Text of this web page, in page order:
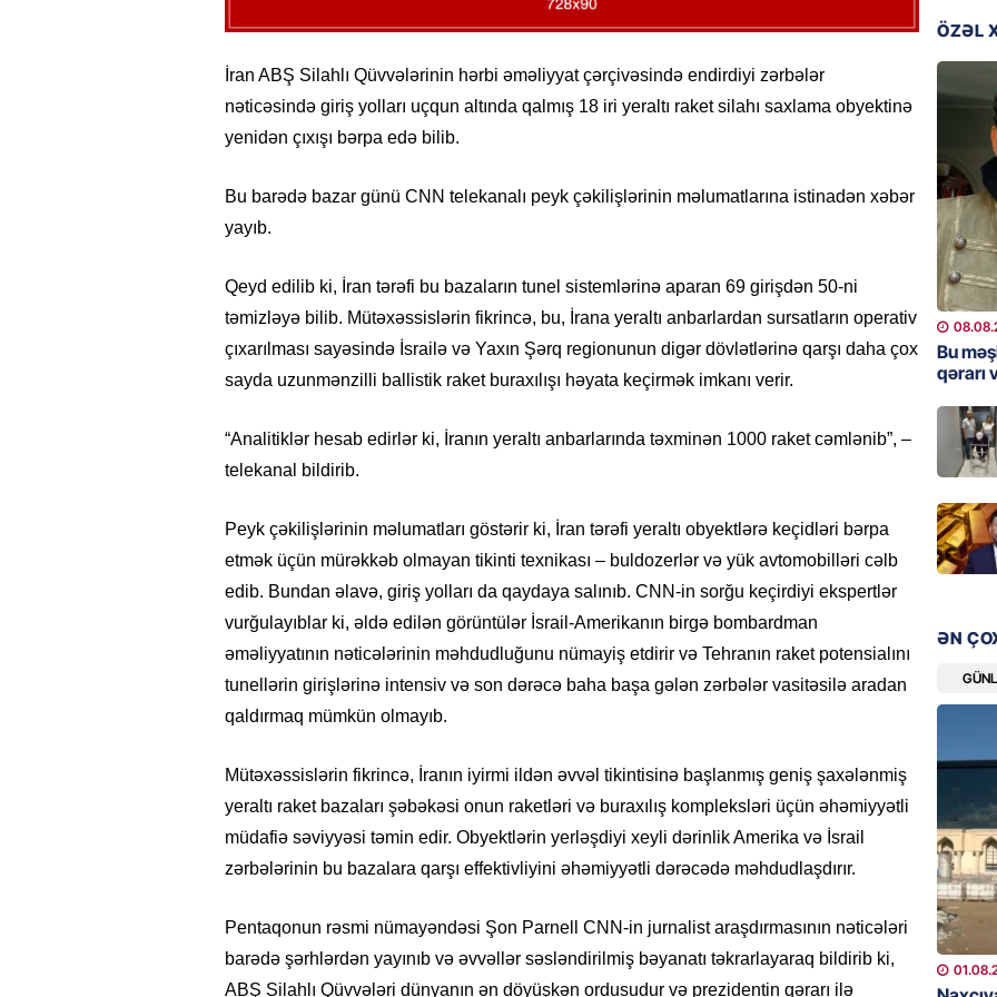
İran ABŞ Silahlı Qüvvələrinin hərbi əməliyyat çərçivəsində endirdiyi zərbələr
nəticəsində giriş yolları uçqun altında qalmış 18 iri yeraltı raket silahı saxlama obyektinə
yenidən çıxışı bərpa edə bilib.
Bu barədə bazar günü CNN telekanalı peyk çəkilişlərinin məlumatlarına istinadən xəbər
yayıb.
Qeyd edilib ki, İran tərəfi bu bazaların tunel sistemlərinə aparan 69 girişdən 50-ni
təmizləyə bilib. Mütəxəssislərin fikrincə, bu, İrana yeraltı anbarlardan sursatların operativ
çıxarılması sayəsində İsrailə və Yaxın Şərq regionunun digər dövlətlərinə qarşı daha çox
sayda uzunmənzilli ballistik raket buraxılışı həyata keçirmək imkanı verir.
“Analitiklər hesab edirlər ki, İranın yeraltı anbarlarında təxminən 1000 raket cəmlənib”, –
telekanal bildirib.
Peyk çəkilişlərinin məlumatları göstərir ki, İran tərəfi yeraltı obyektlərə keçidləri bərpa
etmək üçün mürəkkəb olmayan tikinti texnikası – buldozerlər və yük avtomobilləri cəlb
edib. Bundan əlavə, giriş yolları da qaydaya salınıb. CNN-in sorğu keçirdiyi ekspertlər
vurğulayıblar ki, əldə edilən görüntülər İsrail-Amerikanın birgə bombardman
əməliyyatının nəticələrinin məhdudluğunu nümayiş etdirir və Tehranın raket potensialını
tunellərin girişlərinə intensiv və son dərəcə baha başa gələn zərbələr vasitəsilə aradan
qaldırmaq mümkün olmayıb.
Mütəxəssislərin fikrincə, İranın iyirmi ildən əvvəl tikintisinə başlanmış geniş şaxələnmiş
yeraltı raket bazaları şəbəkəsi onun raketləri və buraxılış kompleksləri üçün əhəmiyyətli
müdafiə səviyyəsi təmin edir. Obyektlərin yerləşdiyi xeyli dərinlik Amerika və İsrail
zərbələrinin bu bazalara qarşı effektivliyini əhəmiyyətli dərəcədə məhdudlaşdırır.
Pentaqonun rəsmi nümayəndəsi Şon Parnell CNN-in jurnalist araşdırmasının nəticələri
barədə şərhlərdən yayınıb və əvvəllər səsləndirilmiş bəyanatı təkrarlayaraq bildirib ki,
ABŞ Silahlı Qüvvələri dünyanın ən döyüşkən ordusudur və prezidentin qərarı ilə
Bu
GÜNDƏM
həkim
MANŞET
şikayət
işıq?
GÜNDƏM
Ad
95
bağlı
günə
BANNER
Çin
ÖZƏL
Bu
qərarı
ƏN